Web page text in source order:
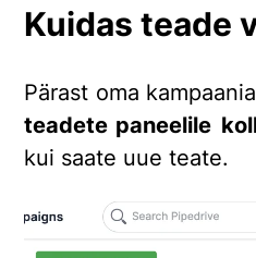
Kuidas teade
Pärast oma
teadete paneelile
kui saate uue teate.